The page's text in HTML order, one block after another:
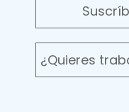
¿Quieres